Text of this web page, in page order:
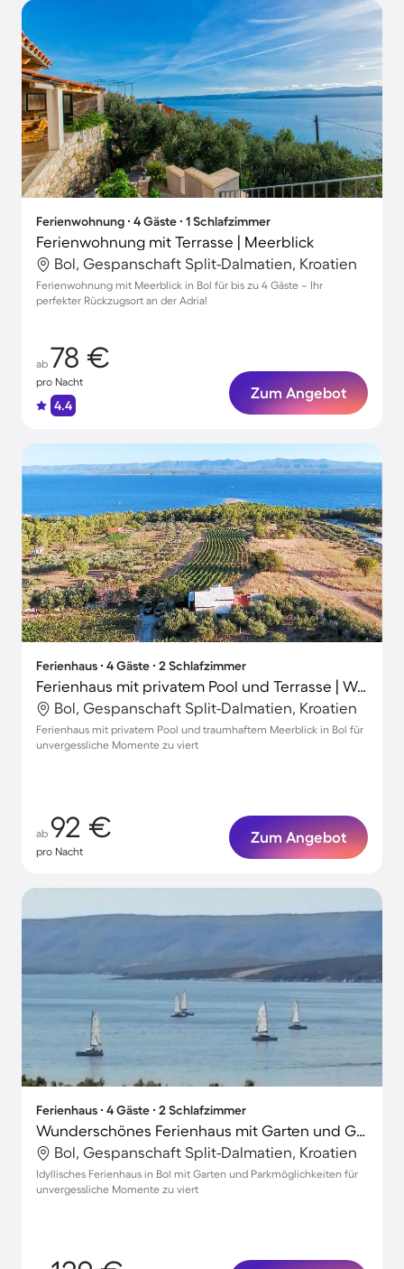
Ferienwohnung ∙ 4 Gäste ∙ 1 Schlafzimmer
Ferienwohnung mit Terrasse | Meerblick
Bol, Gespanschaft Split-Dalmatien, Kroatien
Ferienwohnung mit Meerblick in Bol für bis zu 4 Gäste – Ihr
perfekter Rückzugsort an der Adria!
ab 78 €
pro Nacht
4.4
Zum Angebot
Ferienhaus ∙ 4 Gäste ∙ 2 Schlafzimmer
Ferienhaus mit privatem Pool und Terrasse | Wasserblick
Bol, Gespanschaft Split-Dalmatien, Kroatien
Ferienhaus mit privatem Pool und traumhaftem Meerblick in Bol für
unvergessliche Momente zu viert
ab 92 €
pro Nacht
Zum Angebot
Ferienhaus ∙ 4 Gäste ∙ 2 Schlafzimmer
Wunderschönes Ferienhaus mit Garten und Grill | Gartenblick | Neben dem Strand
Bol, Gespanschaft Split-Dalmatien, Kroatien
Idyllisches Ferienhaus in Bol mit Garten und Parkmöglichkeiten für
unvergessliche Momente zu viert